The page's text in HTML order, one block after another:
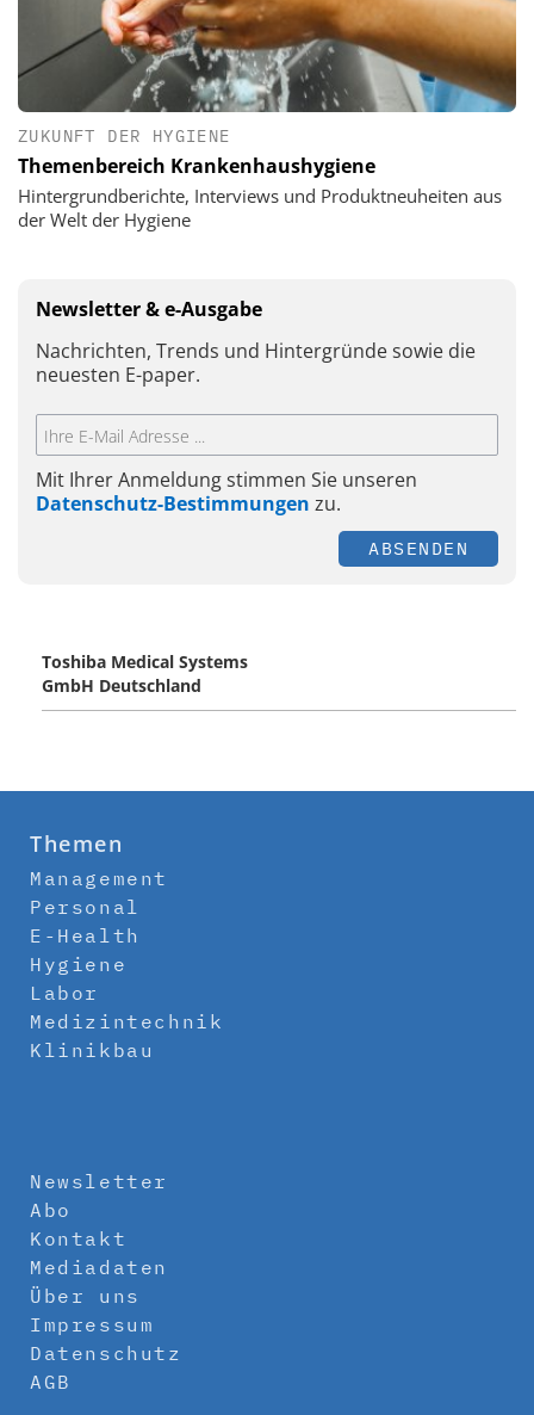
ZUKUNFT DER HYGIENE
Themenbereich Krankenhaushygiene
Hintergrundberichte, Interviews und Produktneuheiten aus
der Welt der Hygiene
Newsletter & e-Ausgabe
Nachrichten, Trends und Hintergründe sowie die
neuesten E-paper.
Mit Ihrer Anmeldung stimmen Sie unseren
Datenschutz-Bestimmungen zu.
ABSENDEN
Toshiba Medical Systems
GmbH Deutschland
Themen
Management
Personal
E-Health
Hygiene
Labor
Medizintechnik
Klinikbau
Newsletter
Abo
Kontakt
Mediadaten
Über uns
Impressum
Datenschutz
AGB